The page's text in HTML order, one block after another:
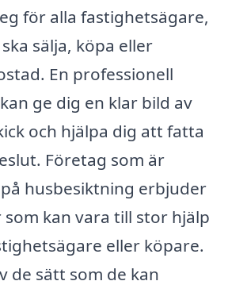
för alla fastighetsägare,
sälja, köpa eller
En professionell
ge dig en klar bild av
och hjälpa dig att fatta
Företag som är
husbesiktning erbjuder
kan vara till stor hjälp
eller köpare.
de sätt som de kan